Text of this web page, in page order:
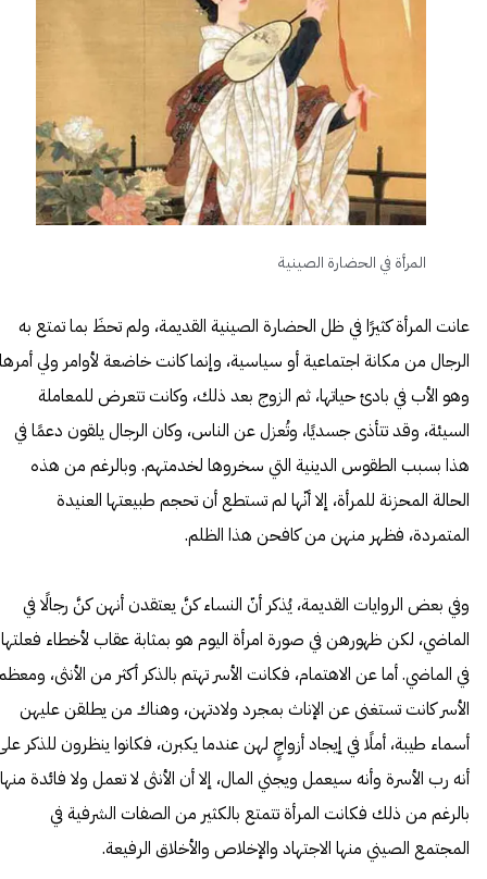
المرأة في الحضارة الصينية
عانت المرأة كثيرًا في ظل الحضارة الصينية القديمة، ولم تحظَ بما تمتع به
الرجال من مكانة اجتماعية أو سياسية، وإنما كانت خاضعة لأوامر ولي
وهو الأب في بادئ حياتها، ثم الزوج بعد ذلك، وكانت تتعرض للمعاملة
السيئة، وقد تتأذى جسديًا، وتُعزل عن الناس، وكان الرجال يلقون دعمًا في
هذا بسبب الطقوس الدينية التي سخروها لخدمتهم. وبالرغم من هذه
الحالة المحزنة للمرأة، إلا أنّها لم تستطع أن تحجم طبيعتها العنيدة
المتمردة، فظهر منهن من كافحن هذا الظلم.
وفي بعض الروايات القديمة، يُذكر أنّ النساء كنَّ يعتقدن أنهن كنَّ رجالًا في
الماضي، لكن ظهورهن في صورة امرأة اليوم هو بمثابة عقاب لأخطاء فعلتها
في الماضي. أما عن الاهتمام، فكانت الأسر تهتم بالذكر أكثر من الأنثى،
الأسر كانت تستغنى عن الإناث بمجرد ولادتهن، وهناك من يطلقن عليهن
أسماء طيبة، أملًا في إيجاد أزواجٍ لهن عندما يكبرن، فكانوا ينظرون للذكر
أنه رب الأسرة وأنه سيعمل ويجني المال، إلا أن الأنثى لا تعمل ولا فائدة
بالرغم من ذلك فكانت المرأة تتمتع بالكثير من الصفات الشرفية في
المجتمع الصيني منها الاجتهاد والإخلاص والأخلاق الرفيعة.